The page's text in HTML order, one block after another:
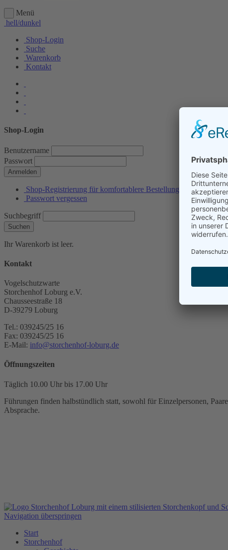
Menü
hell/dunkel
Shop-Login
Suche
Warenkorb
Kontakt
Shop-Login
Benutzername
Passwort
Anmelden
Shop-Registrierung für komfortablere Bestellungen
Passwort vergessen
Suchbegriff
Suchen
Ihr Warenkorb ist leer.
Kontakt
Vogelschutzwarte
Storchenhof Loburg e.V.
Chausseestraße 18
D-39279 Loburg
Tel.: 039245/25 16
Fax: 039245/25 16
E-Mail: info@storchenhof-loburg.de
Öffnungszeiten
Täglich 10.00 Uhr bis 17.00 Uhr
Führungen finden halbstündlich statt, sowohl für Einzelpersonen,
Absprache.
Navigation überspringen
Start
Storchenhof